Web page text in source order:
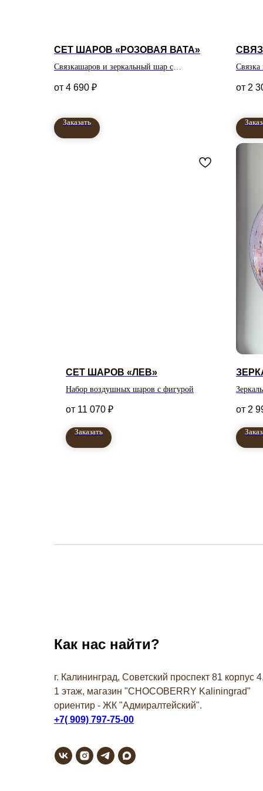
СЕТ ШАРОВ «РОЗОВАЯ ВАТА»
Связкашаров и зеркальный шар с
4 690 ₽
Заказать
Связка
2
СЕТ ШАРОВ «ЛЕВ»
Набор воздушных шаров с фигурой
11 070 ₽
Заказать
2
Как нас найти?
г. Калининград, Советский проспект 81 корпус
1 этаж, магазин "СHOCOBERRY Kaliningrad"
ориентир - ЖК "Адмиралтейский".
+7( 909) 797-75-00